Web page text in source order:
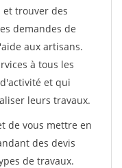
trouver des
demandes de
aux artisans.
à tous les
et qui
leurs travaux.
de vous mettre en
des devis
de travaux.